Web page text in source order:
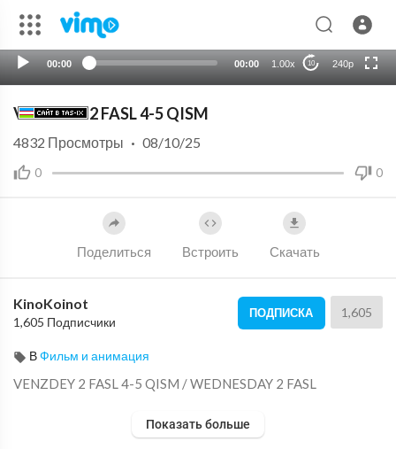
00:00 00:00 1.00x 10 240p
HD
⁣⁣VENZDEY 2 FASL 4-5 QISM
0 0
4832 Просмотры · 08/10/25
Поделиться Встроить Скачать
KinoKoinot
1,605 Подписчики
ПОДПИСКА 1,605
ВФильм и анимация
⁣⁣⁣VENZDEY 2 FASL 4-5 QISM / WEDNESDAY 2 FASL
Показать больше